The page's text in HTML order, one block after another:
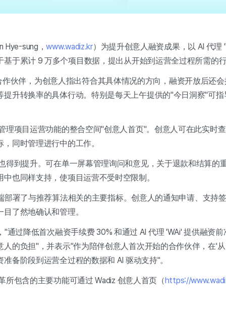
Hye-sung，www.wadiz.kr）为提升创意人融资成果，以 AI 代理
基于累计 9 万多个项目数据，提出从开始到运营全过程所需的
作伙伴，为创意人指出符合其具体情况的方向，融资开放后还
提升转换率的具体行动。特别是每天上午提供的"今日洞察"可
理项目运营功能的整合空间"创意人首页"。创意人可在此实时
同时管理进行中的工作。
得到提升。可在单一屏幕管理询问和意见，关于退款和结算的
也同样支持，使项目运营不受时空限制。
部署了与推荐算法相关的主要指标。创意人的通知申请、支持
了然地确认和管理。
通过降低首次融资手续费 30% 和通过 AI 代理 'WAi' 提供融资
人的负担"，并表示"作为陪伴创意人首次开始的合作伙伴，在'
备阶段到运营全过程的数据和 AI 驱动支持"。
所包含的主要功能可通过 Wadiz 创意人首页（https://